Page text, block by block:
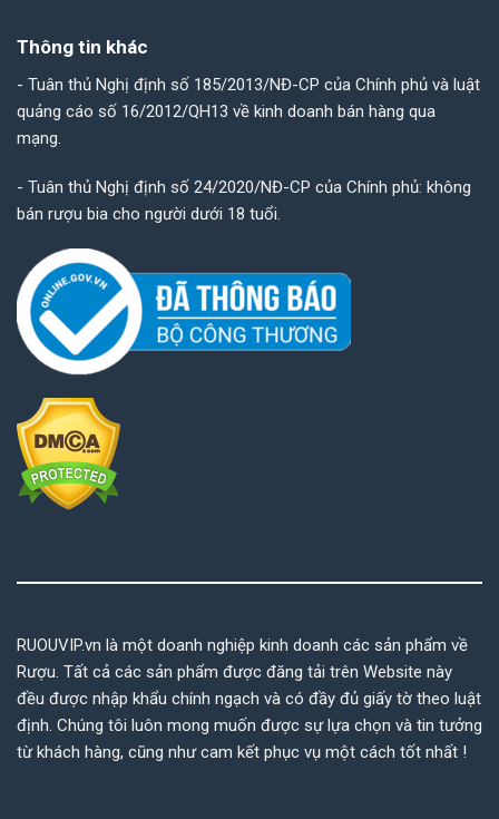
Thông tin khác
- Tuân thủ Nghị định số 185/2013/NĐ-CP của Chính phủ và luật
quảng cáo số 16/2012/QH13 về kinh doanh bán hàng qua
mạng.
- Tuân thủ Nghị định số 24/2020/NĐ-CP của Chính phủ: không
bán rượu bia cho người dưới 18 tuổi.
RUOUVIP.vn là một doanh nghiệp kinh doanh các sản phẩm về
Rượu. Tất cả các sản phẩm được đăng tải trên Website này
đều được nhập khẩu chính ngạch và có đầy đủ giấy tờ theo luật
định. Chúng tôi luôn mong muốn được sự lựa chọn và tin tưởng
từ khách hàng, cũng như cam kết phục vụ một cách tốt nhất !